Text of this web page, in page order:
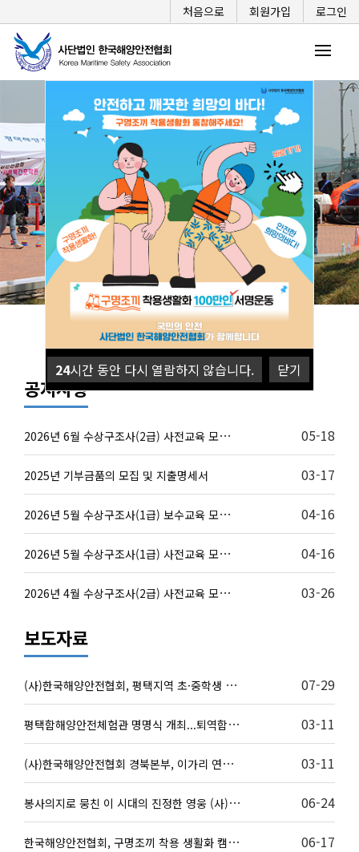
24시간 동안 다시 열람하지 않습니다. 닫기
로그인
회원가입
처음으로
공지사항
2
026년 6월 수상구조사(2급) 사전교육 모집 안내 05-18
2025년 기부금품의 모집 및 지출명세서 03-17
2
026년 5월 수상구조사(1급) 보수교육 모집 안내 04-16
2
026년 5월 수상구조사(1급) 사전교육 모집 안내 04-16
2
026년 4월 수상구조사(2급) 사전교육 모집 안내 03-26
보도자료
(
사)한국해양안전협회, 평택지역 초·중학생 대상 스킨스… 07-29
평
택함해양안전체험관 명명식 개최...퇴역함정 평택함의 … 03-11
(
사)한국해양안전협회 경북본부, 이가리 연안 정화활동으… 03-11
봉
사의지로 뭉친 이 시대의 진정한 영웅 (사)한국해양안… 06-24
한
국해양안전협회, 구명조끼 착용 생활화 캠페인 펼쳐 06-17